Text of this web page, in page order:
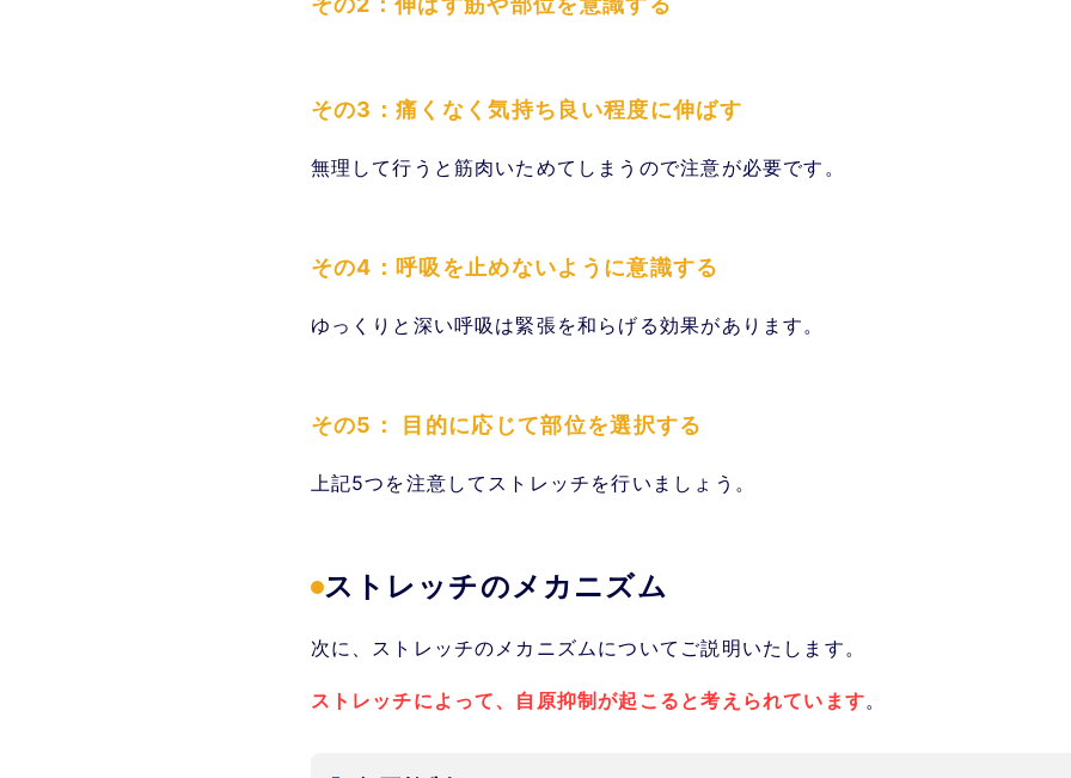
その3：痛くなく気持ち良い程度に伸ばす
無理して行うと筋肉いためてしまうので注意が必要です。
その4：呼吸を止めないように意識する
ゆっくりと深い呼吸は緊張を和らげる効果があります。
その5： 目的に応じて部位を選択する
上記5つを注意してストレッチを行いましょう。
ストレッチのメカニズム
次に、ストレッチのメカニズムについてご説明いたします。
ストレッチによって、自原抑制が起こると考えられています。